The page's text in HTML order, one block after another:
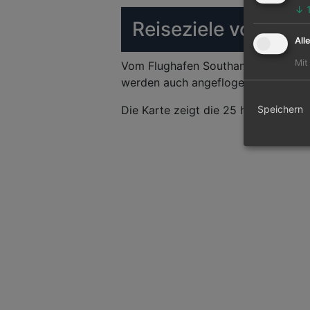
Reiseziele von
Vom Flughafen Southampton
werden auch angeflogen.
Die Karte zeigt die 25 häufigsten
↓ 1
Mit
Speichern